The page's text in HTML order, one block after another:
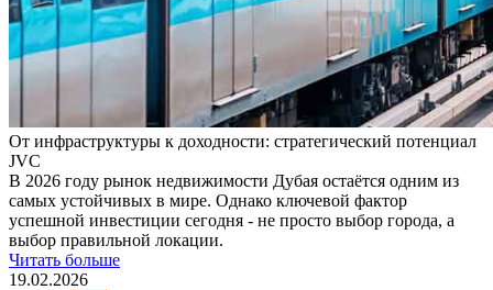
От инфраструктуры к доходности: стратегический потенциал
JVC
В 2026 году рынок недвижимости Дубая остаётся одним из
самых устойчивых в мире. Однако ключевой фактор
успешной инвестиции сегодня - не просто выбор города, а
выбор правильной локации.
Читать больше
19.02.2026